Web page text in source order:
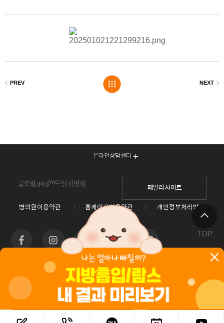
TOP
온라인상담센터
패밀리 사이트
병의원이용약관 홈페이지이용약관 개인정보처리방침
인천광역시 남동구 예술로 138(구월동) 이토타워 4층 글로벌365mc병원
대표전화 1577-3653
사업자등록번호 : 550-26-00960 / 안재현
홈페이지관리 (주)365mc / 서울특별시 서초구 서초대로52길 7, 3~4층(서초동, 제일빌딩) /
120-87-04354 / 김남철